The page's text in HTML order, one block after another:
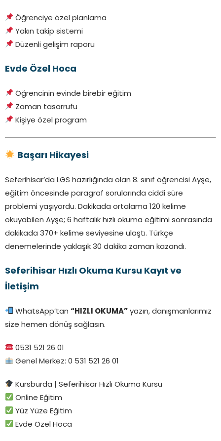
Öğrenciye özel planlama
Yakın takip sistemi
Düzenli gelişim raporu
Evde Özel Hoca
Öğrencinin evinde birebir eğitim
Zaman tasarrufu
Kişiye özel program
Başarı Hikayesi
Seferihisar’da LGS hazırlığında olan 8. sınıf öğrencisi Ayşe,
eğitim öncesinde paragraf sorularında ciddi süre
problemi yaşıyordu. Dakikada ortalama 120 kelime
okuyabilen Ayşe; 6 haftalık hızlı okuma eğitimi sonrasında
dakikada 370+ kelime seviyesine ulaştı. Türkçe
denemelerinde yaklaşık 30 dakika zaman kazandı.
Seferihisar Hızlı Okuma Kursu Kayıt ve
İletişim
WhatsApp’tan“HIZLI OKUMA” yazın, danışmanlarımız
size hemen dönüş sağlasın.
0531 521 26 01
Genel Merkez: 0 531 521 26 01
Kursburda | Seferihisar Hızlı Okuma Kursu
Online Eğitim
Yüz Yüze Eğitim
Evde Özel Hoca